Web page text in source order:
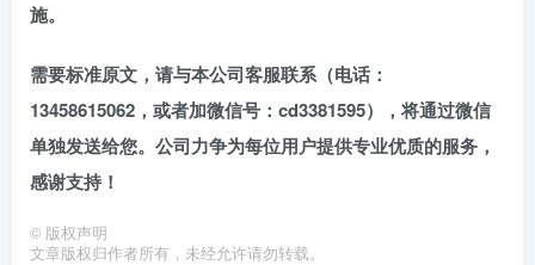
施。
需要标准原文，请与本公司客服联系（电话：
13458615062， 或者加微信号：cd3381595），将通过微信
单独发送给您。公司力争为每位用户提供专业优质的服务，
感谢支持！
© 版权声明
文章版权归作者所有，未经允许请勿转载。